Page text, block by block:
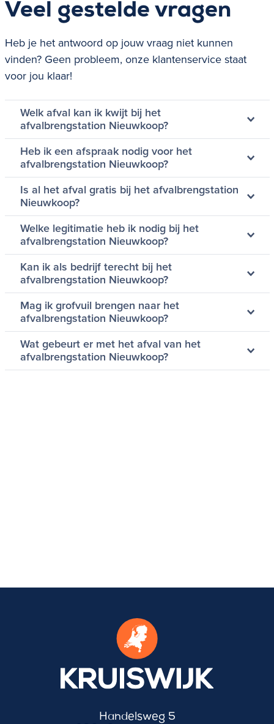
Veel gestelde vragen
Heb je het antwoord op jouw vraag niet kunnen
vinden? Geen probleem, onze klantenservice staat
voor jou klaar!
Welk afval kan ik kwijt bij het
afvalbrengstation Nieuwkoop?
Heb ik een afspraak nodig voor het
afvalbrengstation Nieuwkoop?
Is al het afval gratis bij het afvalbrengstation
Nieuwkoop?
Welke legitimatie heb ik nodig bij het
afvalbrengstation Nieuwkoop?
Kan ik als bedrijf terecht bij het
afvalbrengstation Nieuwkoop?
Mag ik grofvuil brengen naar het
afvalbrengstation Nieuwkoop?
Wat gebeurt er met het afval van het
afvalbrengstation Nieuwkoop?
Handelsweg 5